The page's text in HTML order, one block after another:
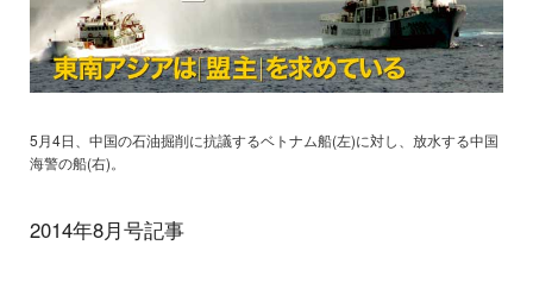
5月4日、中国の石油掘削に抗議するベトナム船(左)に対し、放水する中国
海警の船(右)。
2014年8月号記事